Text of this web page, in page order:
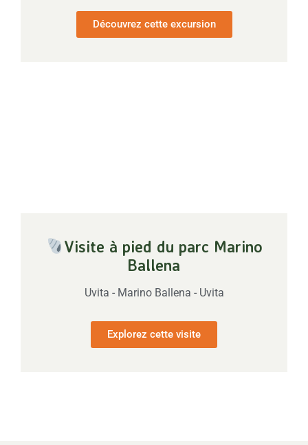
Découvrez cette excursion
Visite à pied du parc Marino
Ballena
Uvita - Marino Ballena - Uvita
Explorez cette visite